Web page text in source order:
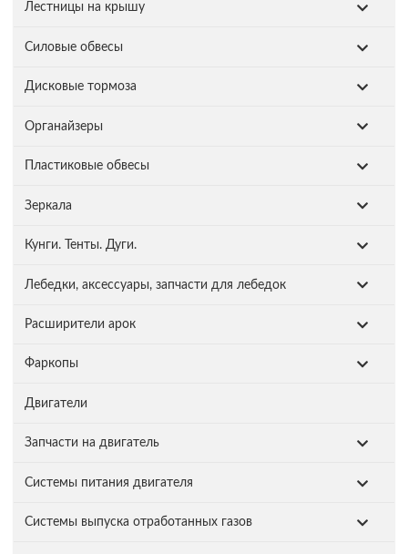
Лестницы на крышу
Силовые обвесы
Дисковые тормоза
Органайзеры
Пластиковые обвесы
Зеркала
Кунги. Тенты. Дуги.
Лебедки, аксессуары, запчасти для лебедок
Расширители арок
Фаркопы
Двигатели
Запчасти на двигатель
Системы питания двигателя
Системы выпуска отработанных газов